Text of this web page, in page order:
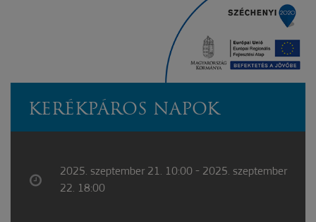
KERÉKPÁROS NAPOK
2025. szeptember 21. 10:00 - 2025. szeptember
22. 18:00